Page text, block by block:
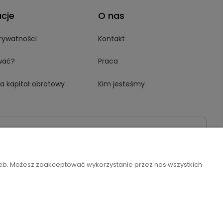
kapitał obrotowy
O nas
Kontakt
Praca
Kim jesteśmy
Możesz zaakceptować wykorzystanie przez nas wszystkich